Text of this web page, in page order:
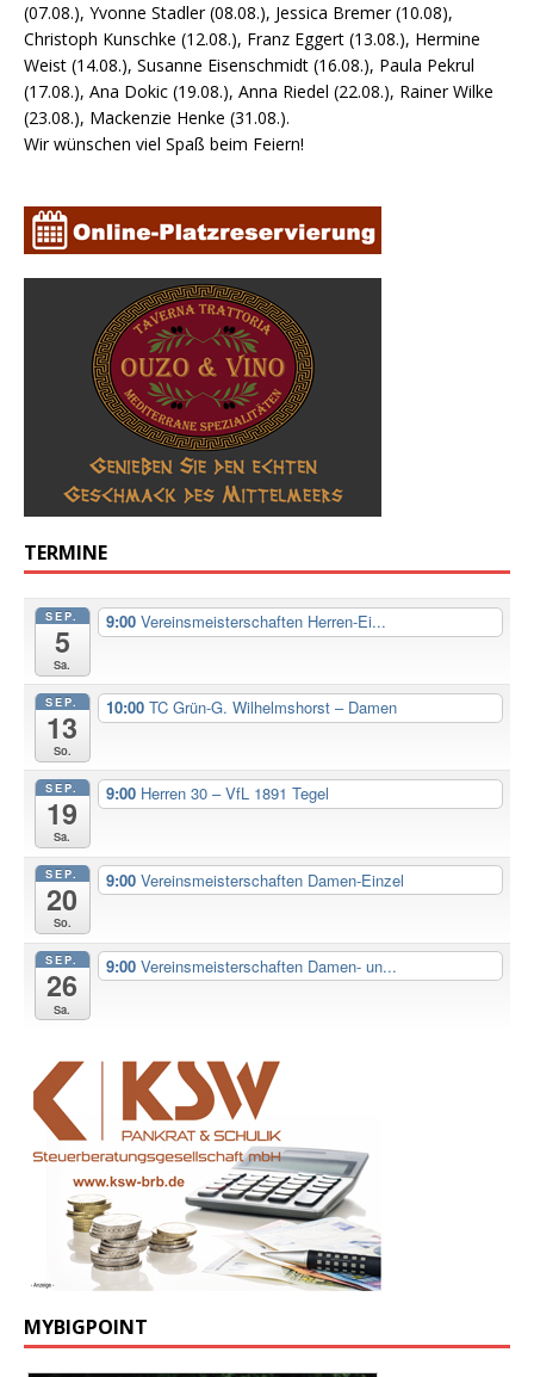
(07.08.), Yvonne Stadler (08.08.), Jessica Bremer (10.08),
Christoph Kunschke (12.08.), Franz Eggert (13.08.), Hermine
Weist (14.08.), Susanne Eisenschmidt (16.08.), Paula Pekrul
(17.08.), Ana Dokic (19.08.), Anna Riedel (22.08.), Rainer Wilke
(23.08.), Mackenzie Henke (31.08.).
Wir wünschen viel Spaß beim Feiern!
TERMINE
SEP.
5
Sa.
9:00 Vereinsmeisterschaften Herren-Ei...
SEP.
13
So.
10:00 TC Grün-G. Wilhelmshorst – Damen
SEP.
19
Sa.
9:00 Herren 30 – VfL 1891 Tegel
SEP.
20
So.
9:00 Vereinsmeisterschaften Damen-Einzel
SEP.
26
Sa.
9:00 Vereinsmeisterschaften Damen- un...
MYBIGPOINT